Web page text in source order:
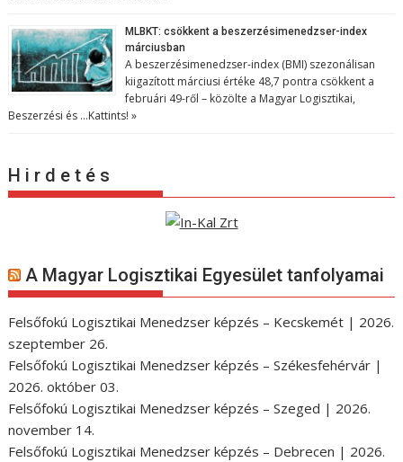
MLBKT: csökkent a beszerzésimenedzser-index
márciusban
A beszerzésimenedzser-index (BMI) szezonálisan
kiigazított márciusi értéke 48,7 pontra csökkent a
februári 49-ről – közölte a Magyar Logisztikai,
Beszerzési és …Kattints! »
H i r d e t é s
A Magyar Logisztikai Egyesület tanfolyamai
Felsőfokú Logisztikai Menedzser képzés – Kecskemét | 2026.
szeptember 26.
Felsőfokú Logisztikai Menedzser képzés – Székesfehérvár |
2026. október 03.
Felsőfokú Logisztikai Menedzser képzés – Szeged | 2026.
november 14.
Felsőfokú Logisztikai Menedzser képzés – Debrecen | 2026.